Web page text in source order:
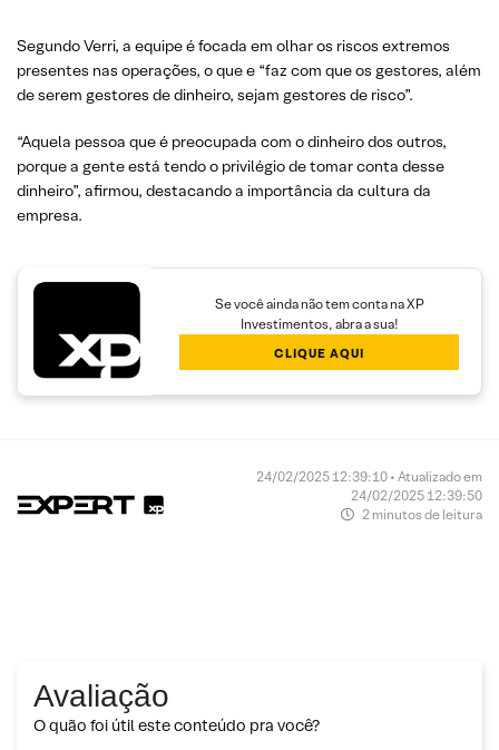
Segundo Verri, a equipe é focada em olhar os riscos extremos
presentes nas operações, o que e “faz com que os gestores, além
de serem gestores de dinheiro, sejam gestores de risco”.
“Aquela pessoa que é preocupada com o dinheiro dos outros,
porque a gente está tendo o privilégio de tomar conta desse
dinheiro”, afirmou, destacando a importância da cultura da
empresa.
Se você ainda não tem conta na XP
Investimentos, abra a sua!
CLIQUE AQUI
24/02/2025 12:39:10 • Atualizado em
24/02/2025 12:39:50
2 minutos de leitura
Avaliação
O quão foi útil este conteúdo pra você?